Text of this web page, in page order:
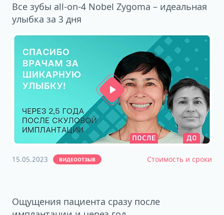
Все зубы all-on-4 Nobel Zygoma – идеальная
улыбка за 3 дня
15.05.2023 ВИДЕООТЗЫВ Стоимость и сроки
Ощущения пациента сразу после